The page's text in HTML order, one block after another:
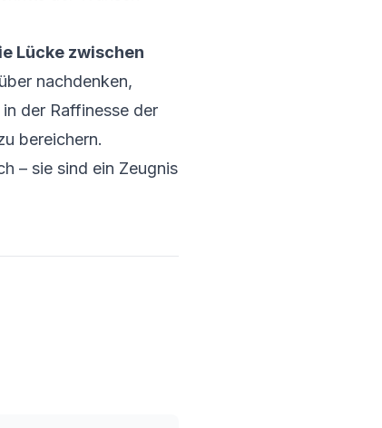
Lücke zwischen
nachdenken,
der Raffinesse der
bereichern.
– sie sind ein Zeugnis